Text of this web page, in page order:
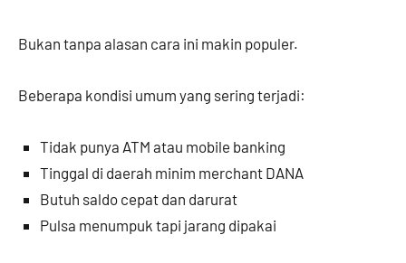
Bukan tanpa alasan cara ini makin populer.
Beberapa kondisi umum yang sering terjadi:
Tidak punya ATM atau mobile banking
Tinggal di daerah minim merchant DANA
Butuh saldo cepat dan darurat
Pulsa menumpuk tapi jarang dipakai